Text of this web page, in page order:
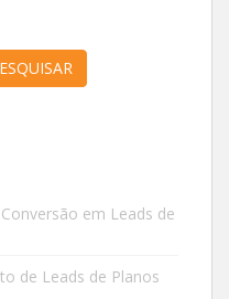
em Leads de
de Leads de Planos